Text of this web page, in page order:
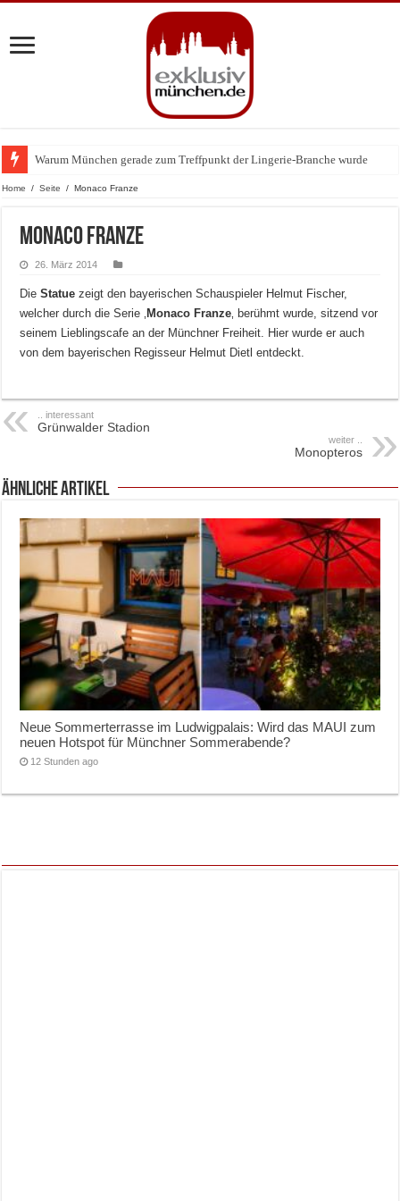
Warum München gerade zum Treffpunkt der Lingerie-Branche wurde
Home / Seite / Monaco Franze
Monaco Franze
26. März 2014
DieStatue zeigt den bayerischen Schauspieler Helmut Fischer,
welcher durch die Serie ‚ Monaco Franze‚ berühmt wurde, sitzend vor
seinem Lieblingscafe an der Münchner Freiheit. Hier wurde er auch
von dem bayerischen Regisseur Helmut Dietl entdeckt.
.. interessant
Grünwalder Stadion
weiter ..
Monopteros
ähnliche Artikel
Neue Sommerterrasse im Ludwigpalais: Wird das MAUI zum
neuen Hotspot für Münchner Sommerabende?
12 Stunden ago